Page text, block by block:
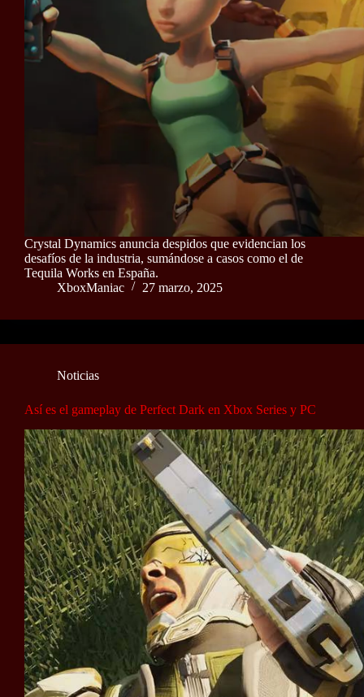
Crystal Dynamics anuncia despidos que evidencian los
desafíos de la industria, sumándose a casos como el de
Tequila Works en España.
XboxManiac
27 marzo, 2025
Noticias
Así es el gameplay de Perfect Dark en Xbox Series y PC